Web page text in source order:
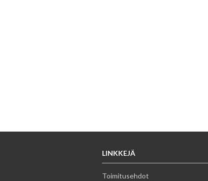
LINKKEJÄ
Toimitusehdot